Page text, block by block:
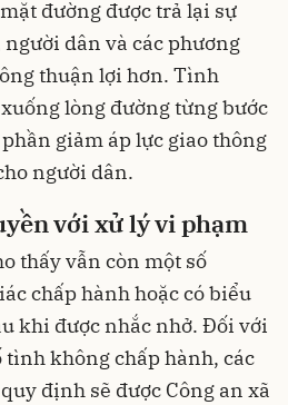
đường được trả lại sự
dân và các phương
thuận lợi hơn. Tình
lòng đường từng bước
giảm áp lực giao thông
người dân.
với xử lý vi phạm
thấy vẫn còn một số
chấp hành hoặc có biểu
khi được nhắc nhở. Đối với
không chấp hành, các
định sẽ được Công an xã